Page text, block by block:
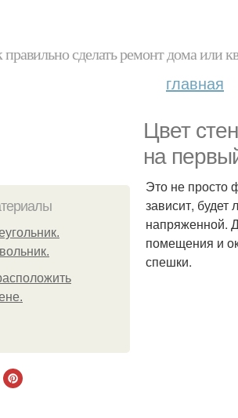
правильно сделать ремонт дома или
главная
Цвет
на
Это не просто
зависит, будет
напряженной.
помещения и
спешки.